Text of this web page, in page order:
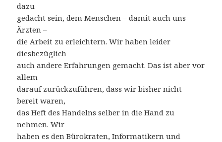
dazu
gedacht sein, dem Menschen – damit auch uns
Ärzten –
die Arbeit zu erleichtern. Wir haben leider
diesbezüglich
auch andere Erfahrungen gemacht. Das ist aber vor
allem
darauf zurückzuführen, dass wir bisher nicht
bereit waren,
das Heft des Handelns selber in die Hand zu
nehmen. Wir
haben es den Bürokraten, Informatikern und